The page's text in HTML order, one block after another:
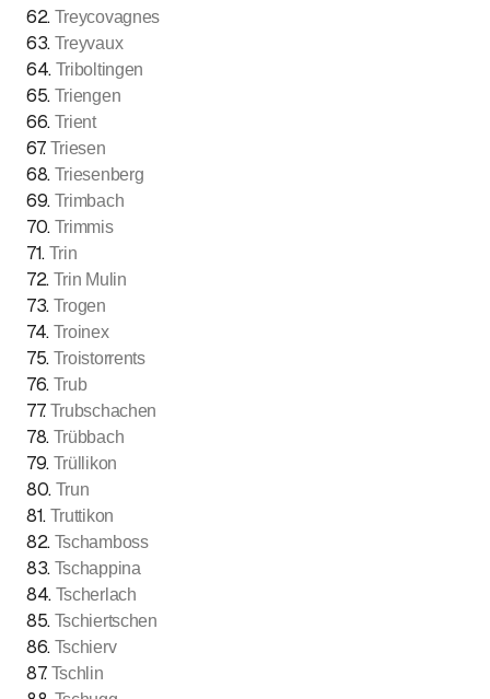
62. Treycovagnes
63. Treyvaux
64. Triboltingen
65. Triengen
66. Trient
67. Triesen
68. Triesenberg
69. Trimbach
70. Trimmis
71. Trin
72. Trin Mulin
73. Trogen
74. Troinex
75. Troistorrents
76. Trub
77. Trubschachen
78. Trübbach
79. Trüllikon
80. Trun
81. Truttikon
82. Tschamboss
83. Tschappina
84. Tscherlach
85. Tschiertschen
86. Tschierv
87. Tschlin